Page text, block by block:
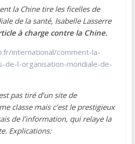
la Chine tire les ficelles de
de la santé, Isabelle Lasserre
à charge contre la Chine.
international/comment-la-
de-l-organisation-mondiale-de-
pas tiré d’un site de
classe mais c’est le prestigieux
de l’information, qui relaye la
Explications: